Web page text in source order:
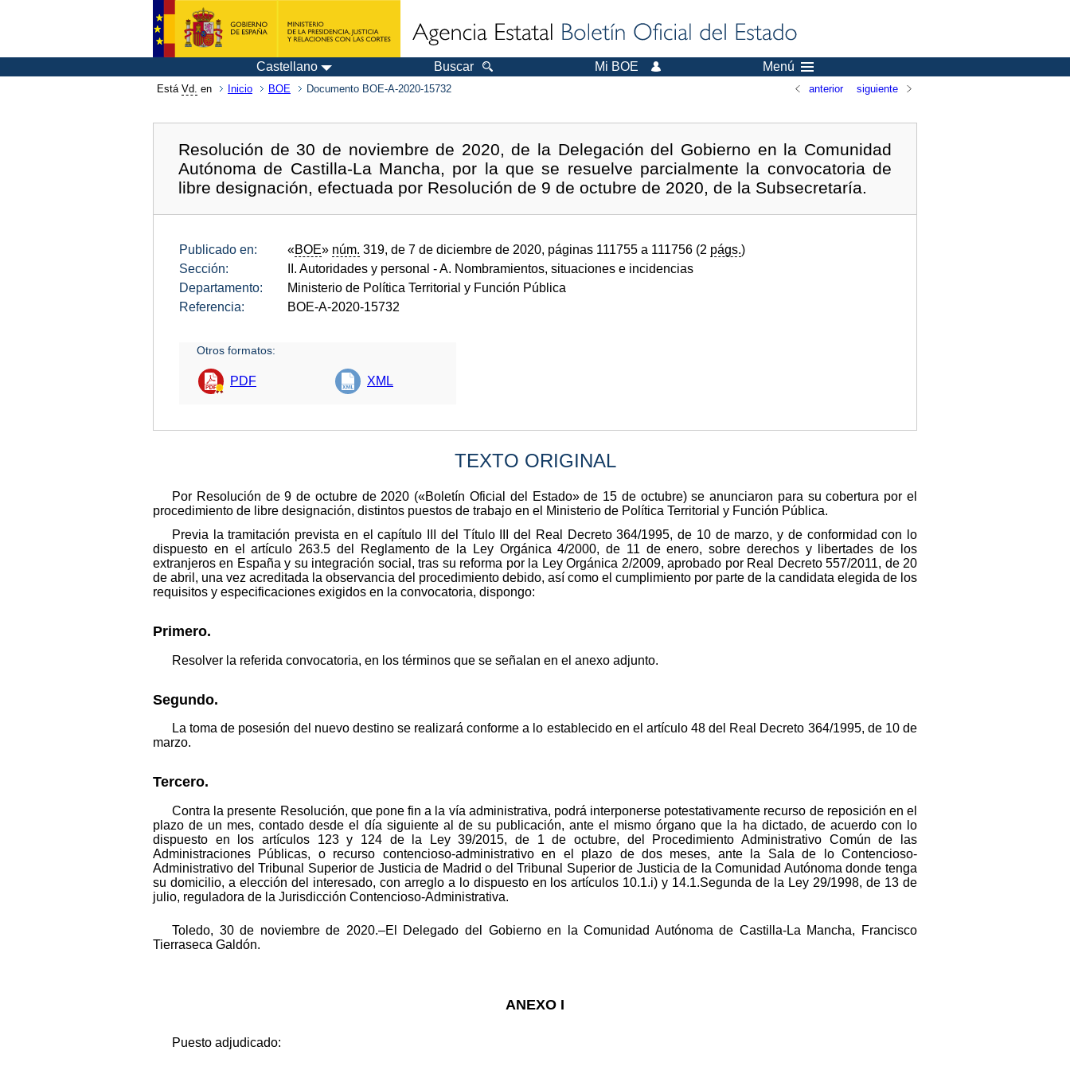
Castellano Buscar Mi BOE Menú
Está Vd. en Inicio BOE Documento BOE-A-2020-15732 anterior siguiente
Resolución de 30 de noviembre de 2020, de la Delegación del Gobierno en la Comunidad
Autónoma de Castilla-La Mancha, por la que se resuelve parcialmente la convocatoria de
libre designación, efectuada por Resolución de 9 de octubre de 2020, de la Subsecretaría.
Publicado en: «BOE» núm. 319, de 7 de diciembre de 2020, páginas 111755 a 111756 (2 págs.)
Sección:
II. Autoridades y personal - A. Nombramientos, situaciones e incidencias
Departamento:
Ministerio de Política Territorial y Función Pública
Referencia:
BOE-A-2020-15732
Otros formatos:
PDF XML
TEXTO ORIGINAL
Por Resolución de 9 de octubre de 2020 («Boletín Oficial del Estado» de 15 de octubre) se anunciaron para su cobertura por el
procedimiento de libre designación, distintos puestos de trabajo en el Ministerio de Política Territorial y Función Pública.
Previa la tramitación prevista en el capítulo III del Título III del Real Decreto 364/1995, de 10 de marzo, y de conformidad con lo
dispuesto en el artículo 263.5 del Reglamento de la Ley Orgánica 4/2000, de 11 de enero, sobre derechos y libertades de los
extranjeros en España y su integración social, tras su reforma por la Ley Orgánica 2/2009, aprobado por Real Decreto 557/2011, de 20
de abril, una vez acreditada la observancia del procedimiento debido, así como el cumplimiento por parte de la candidata elegida de los
requisitos y especificaciones exigidos en la convocatoria, dispongo:
Primero.
Resolver la referida convocatoria, en los términos que se señalan en el anexo adjunto.
Segundo.
La toma de posesión del nuevo destino se realizará conforme a lo establecido en el artículo 48 del Real Decreto 364/1995, de 10 de
marzo.
Tercero.
Contra la presente Resolución, que pone fin a la vía administrativa, podrá interponerse potestativamente recurso de reposición en el
plazo de un mes, contado desde el día siguiente al de su publicación, ante el mismo órgano que la ha dictado, de acuerdo con lo
dispuesto en los artículos 123 y 124 de la Ley 39/2015, de 1 de octubre, del Procedimiento Administrativo Común de las
Administraciones Públicas, o recurso contencioso-administrativo en el plazo de dos meses, ante la Sala de lo Contencioso-
Administrativo del Tribunal Superior de Justicia de Madrid o del Tribunal Superior de Justicia de la Comunidad Autónoma donde tenga
su domicilio, a elección del interesado, con arreglo a lo dispuesto en los artículos 10.1.i) y 14.1.Segunda de la Ley 29/1998, de 13 de
julio, reguladora de la Jurisdicción Contencioso-Administrativa.
Toledo, 30 de noviembre de 2020.–El Delegado del Gobierno en la Comunidad Autónoma de Castilla-La Mancha, Francisco
Tierraseca Galdón.
ANEXO I
Puesto adjudicado: